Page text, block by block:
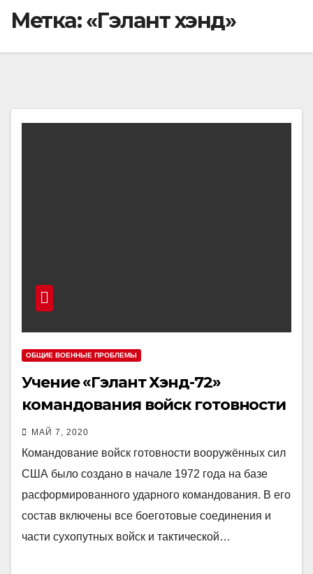
Метка:«Гэлант хэнд»
ОБЩИЕ ВОЕННЫЕ ПРОБЛЕМЫ
Учение «Гэлант Хэнд-72»
командования войск готовности
вооружённых сил США
МАЙ 7, 2020
Командование войск готовности вооружённых сил
США было создано в начале 1972 года на базе
расформированного ударного командования. В его
состав включены все боеготовые соединения и
части сухопутных войск и тактической…